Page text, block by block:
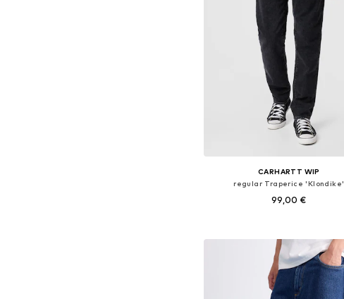
CARHARTT WIP
regular Traperice 'Klondike'
99,00 €
Dodaj u košaricu